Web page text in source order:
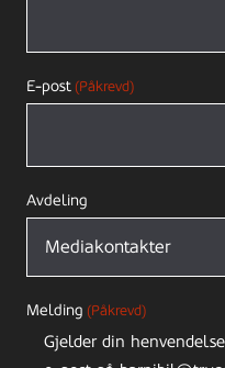
E-post (Påkrevd)
Avdeling
Melding (Påkrevd)
Gjelder din